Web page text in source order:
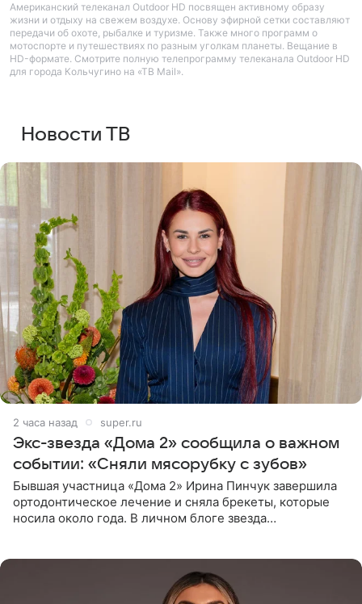
Американский телеканал Outdoor HD посвящен активному образу
жизни и отдыху на свежем воздухе. Основу эфирной сетки составляют
передачи об охоте, рыбалке и туризме. Также много программ о
мотоспорте и путешествиях по разным уголкам планеты. Вещание в
HD-формате. Смотрите полную телепрограмму телеканала Outdoor HD
для города Кольчугино на «ТВ Mail».
Новости ТВ
2 часа назад super.ru
Экс-звезда «Дома 2» сообщила о важном
событии: «Сняли мясорубку с зубов»
Бывшая участница «Дома 2» Ирина Пинчук завершила
ортодонтическое лечение и сняла брекеты, которые
носила около года. В личном блоге звезда